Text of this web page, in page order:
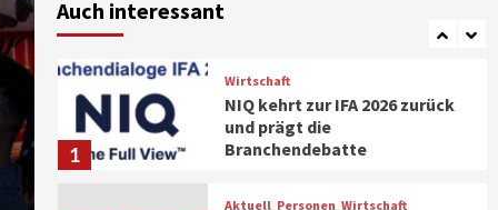
Auch interessant
7
Sicherheitskennzeichen des
1
Wirtschaft
NIQ kehrt zur IFA 2026 zurück
und prägt die
Branchendebatte
Aktuell Personen Wirtschaft